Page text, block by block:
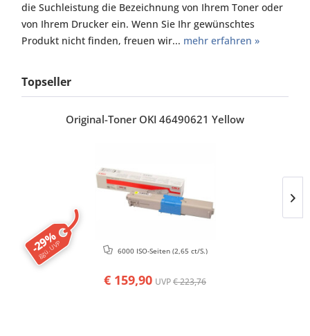
die Suchleistung die Bezeichnung von Ihrem Toner oder
von Ihrem Drucker ein. Wenn Sie Ihr gewünschtes
Produkt nicht finden, freuen wir... mehr erfahren »
Topseller
-29%
ggü. UVP
Original-Toner OKI 46490621 Yellow
€ 159,90 UVP€ 223,76
6000 ISO-Seiten (2,65 ct/S.)